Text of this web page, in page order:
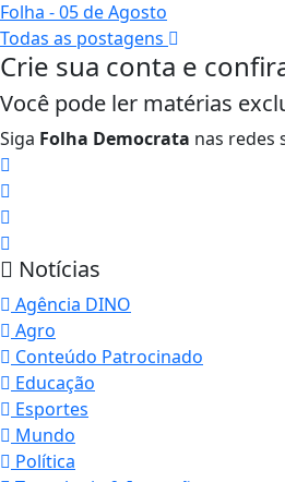
Folha - 05 de Agosto
Todas as postagens
Crie sua conta e
Você pode ler matérias
Siga Folha Democrata nas redes
Notícias
Agência DINO
Agro
Conteúdo Patrocinado
Educação
Esportes
Mundo
Política